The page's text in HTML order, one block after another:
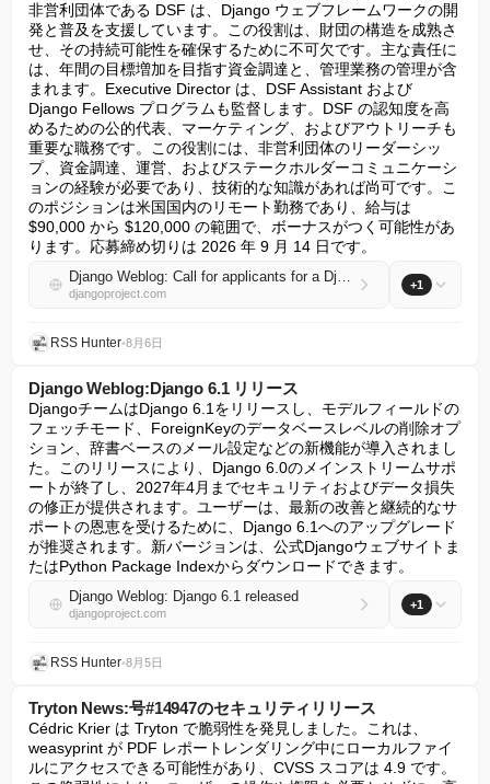
非営利団体である DSF は、Django ウェブフレームワークの開
発と普及を支援しています。この役割は、財団の構造を成熟さ
せ、その持続可能性を確保するために不可欠です。主な責任に
は、年間の目標増加を目指す資金調達と、管理業務の管理が含
まれます。Executive Director は、DSF Assistant および
Django Fellows プログラムも監督します。DSF の認知度を高
めるための公的代表、マーケティング、およびアウトリーチも
重要な職務です。この役割には、非営利団体のリーダーシッ
プ、資金調達、運営、およびステークホルダーコミュニケーシ
ョンの経験が必要であり、技術的な知識があれば尚可です。こ
のポジションは米国国内のリモート勤務であり、給与は
$90,000 から $120,000 の範囲で、ボーナスがつく可能性があ
ります。応募締め切りは 2026 年 9 月 14 日です。
Django Weblog: Call for applicants for a Django Executive Director
djangoproject.com
+1
RSS Hunter•8月6日
Django Weblog:Django 6.1 リリース
DjangoチームはDjango 6.1をリリースし、モデルフィールドの
フェッチモード、ForeignKeyのデータベースレベルの削除オプ
ション、辞書ベースのメール設定などの新機能が導入されまし
た。このリリースにより、Django 6.0のメインストリームサポ
ートが終了し、2027年4月までセキュリティおよびデータ損失
の修正が提供されます。ユーザーは、最新の改善と継続的なサ
ポートの恩恵を受けるために、Django 6.1へのアップグレード
が推奨されます。新バージョンは、公式Djangoウェブサイトま
たはPython Package Indexからダウンロードできます。
Django Weblog: Django 6.1 released
djangoproject.com
+1
RSS Hunter•8月5日
Tryton News:号#14947のセキュリティリリース
Cédric Krier は Tryton で脆弱性を発見しました。これは、
weasyprint が PDF レポートレンダリング中にローカルファイ
ルにアクセスできる可能性があり、CVSS スコアは 4.9 です。